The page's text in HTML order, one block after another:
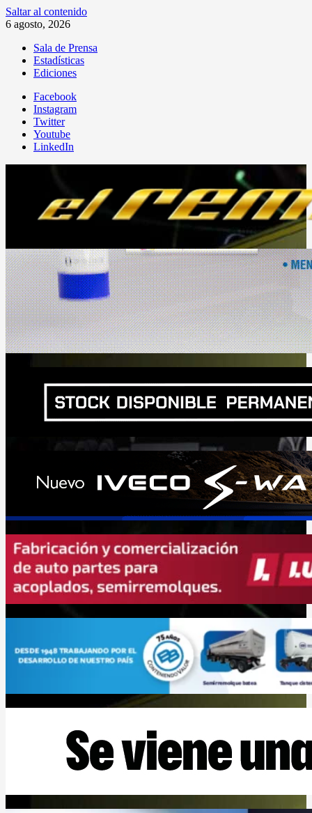
Saltar al contenido
6 agosto, 2026
Sala de Prensa
Estadísticas
Ediciones
Facebook
Instagram
Twitter
Youtube
LinkedIn